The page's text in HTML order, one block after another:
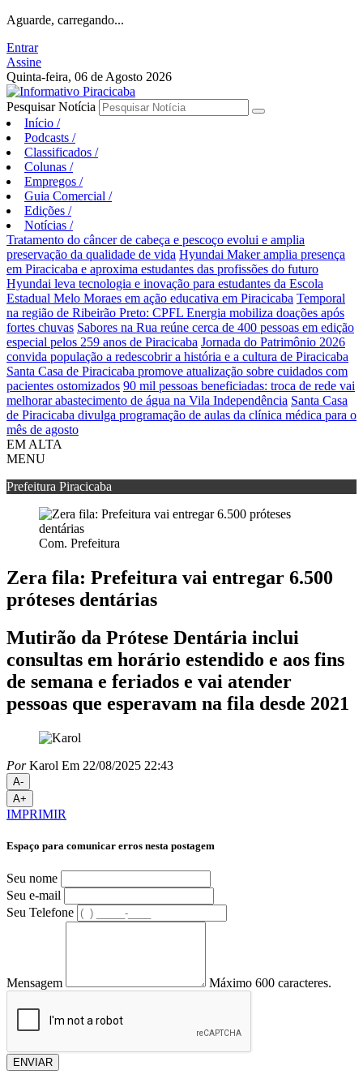
Aguarde, carregando...
Entrar
Assine
Quinta-feira, 06 de Agosto 2026
Pesquisar Notícia
Início /
Podcasts /
Classificados /
Colunas /
Empregos /
Guia Comercial /
Edições /
Notícias /
Tratamento do câncer de cabeça e pescoço evolui e amplia
preservação da qualidade de vida Hyundai Maker amplia presença
em Piracicaba e aproxima estudantes das profissões do futuro
Hyundai leva tecnologia e inovação para estudantes da Escola
Estadual Melo Moraes em ação educativa em Piracicaba Temporal
na região de Ribeirão Preto: CPFL Energia mobiliza doações após
fortes chuvas Sabores na Rua reúne cerca de 400 pessoas em edição
especial pelos 259 anos de Piracicaba Jornada do Patrimônio 2026
convida população a redescobrir a história e a cultura de Piracicaba
Santa Casa de Piracicaba promove atualização sobre cuidados com
pacientes ostomizados 90 mil pessoas beneficiadas: troca de rede vai
melhorar abastecimento de água na Vila Independência Santa Casa
de Piracicaba divulga programação de aulas da clínica médica para o
mês de agosto
EM ALTA
MENU
Prefeitura Piracicaba
Com. Prefeitura
Zera fila: Prefeitura vai entregar 6.500
próteses dentárias
Mutirão da Prótese Dentária inclui
consultas em horário estendido e aos fins
de semana e feriados e vai atender
pessoas que esperavam na fila desde 2021
PorKarol Em 22/08/2025 22:43
A-
A+
IMPRIMIR
Espaço para comunicar erros nesta postagem
Seu nome
Seu e-mail
Seu Telefone
Mensagem Máximo 600 caracteres.
ENVIAR